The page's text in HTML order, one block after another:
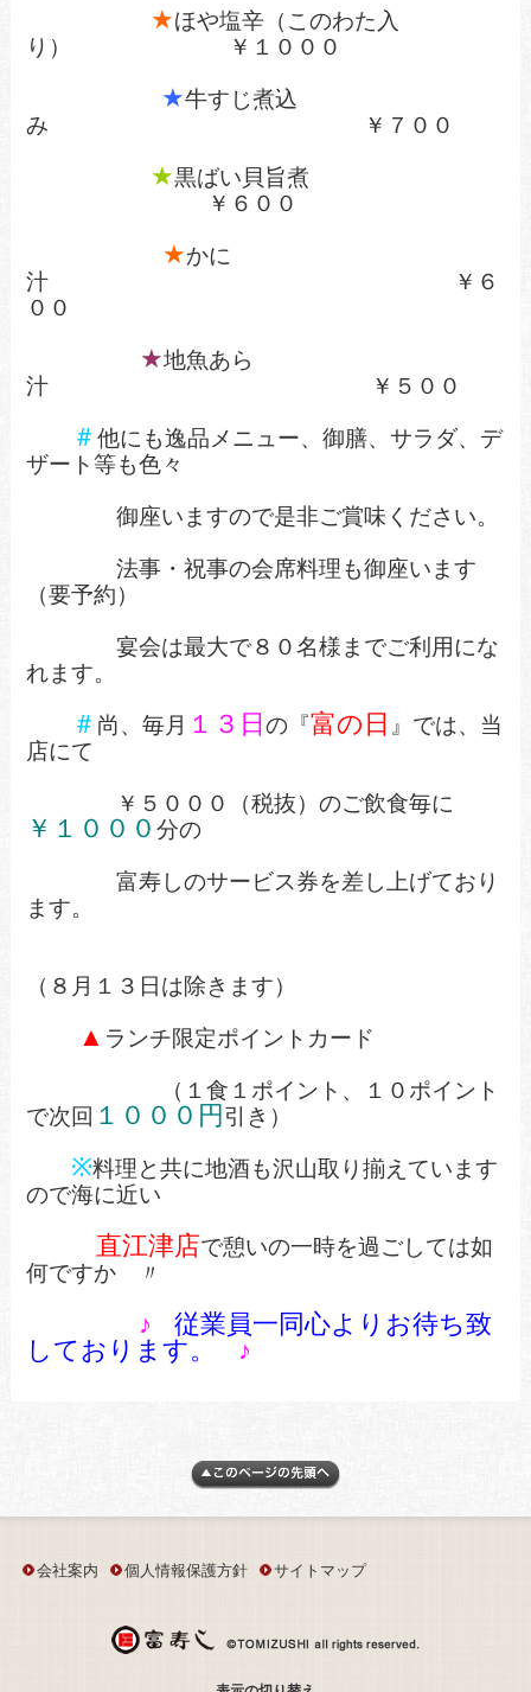
★ほや塩辛（このわた入
り） ￥１０００
★牛すじ煮込
み ￥７００
★黒ばい貝旨煮
￥６００
★かに
汁 ￥６
００
★地魚あら
汁 ￥５００
＃ 他にも逸品メニュー、御膳、サラダ、デ
ザート等も色々
御座いますので是非ご賞味ください。
法事・祝事の会席料理も御座います
（要予約）
宴会は最大で８０名様までご利用にな
れます。
＃ 尚、毎月 １３日の『富の日 』では、当
店にて
￥５０００（税抜）のご飲食毎に
￥１０００ 分の
富寿しのサービス券を差し上げており
ます。
（８月１３日は除きます）
▲ ランチ限定ポイントカード
（１食１ポイント、１０ポイント
で次回 １０００円 引き）
※料理と共に地酒も沢山取り揃えています
ので海に近い
直江津店で憩いの一時を過ごしては如
何ですか 〃
♪
従業員一同心よりお待ち致
しております。
♪
会社案内 個人情報保護方針 サイトマップ